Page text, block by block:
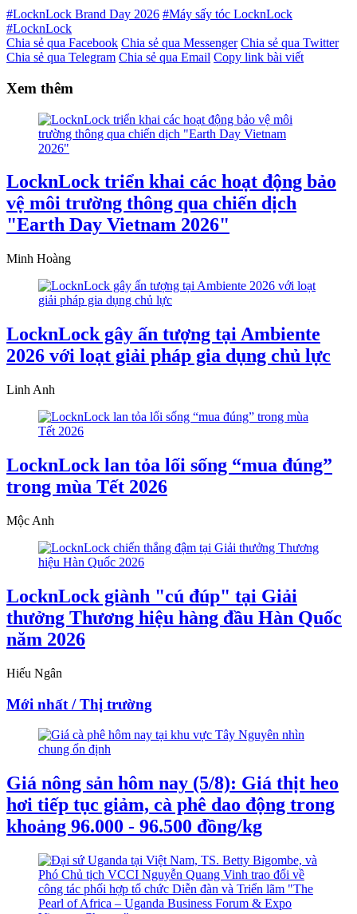
#LocknLock Brand Day 2026 #Máy sấy tóc LocknLock
#LocknLock
Chia sẻ qua Facebook Chia sẻ qua Messenger Chia sẻ qua Twitter
Chia sẻ qua Telegram Chia sẻ qua Email Copy link bài viết
Xem thêm
LocknLock triển khai các hoạt động bảo
vệ môi trường thông qua chiến dịch
"Earth Day Vietnam 2026"
Minh Hoàng
LocknLock gây ấn tượng tại Ambiente
2026 với loạt giải pháp gia dụng chủ lực
Linh Anh
LocknLock lan tỏa lối sống “mua đúng”
trong mùa Tết 2026
Mộc Anh
LocknLock giành "cú đúp" tại Giải
thưởng Thương hiệu hàng đầu Hàn Quốc
năm 2026
Hiếu Ngân
Mới nhất / Thị trường
Giá nông sản hôm nay (5/8): Giá thịt heo
hơi tiếp tục giảm, cà phê dao động trong
khoảng 96.000 - 96.500 đồng/kg